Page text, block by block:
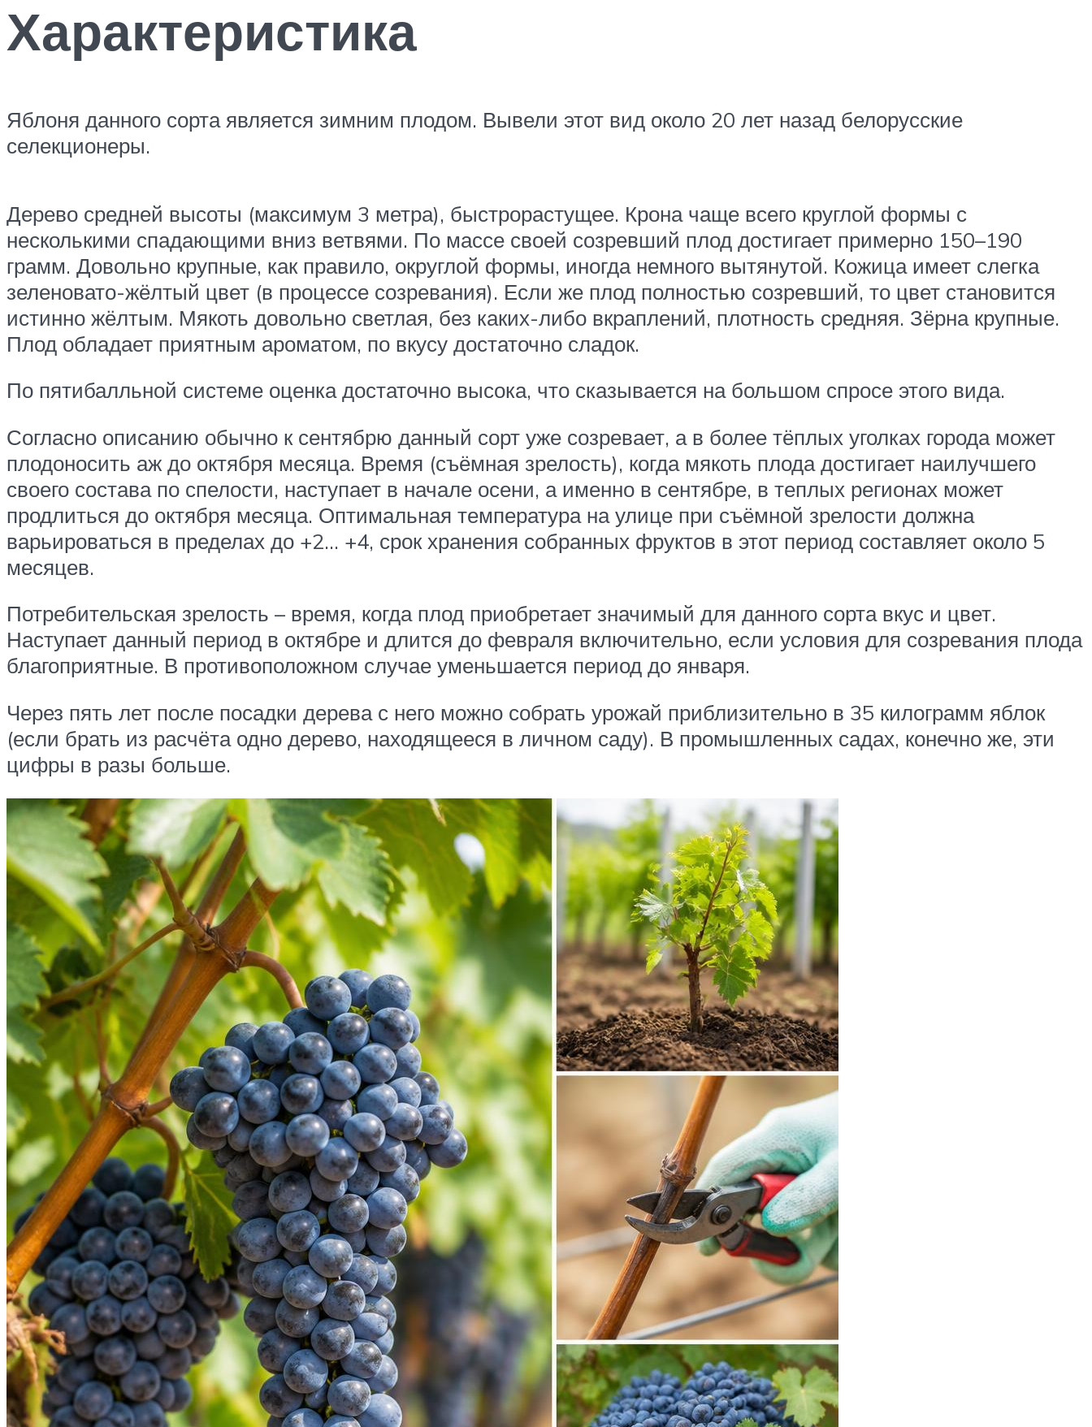
Характеристика
Яблоня данного сорта является зимним плодом. Вывели этот вид около 20 лет назад белорусские
селекционеры.
Дерево средней высоты (максимум 3 метра), быстрорастущее. Крона чаще всего круглой формы с
несколькими спадающими вниз ветвями. По массе своей созревший плод достигает примерно 150–190
грамм. Довольно крупные, как правило, округлой формы, иногда немного вытянутой. Кожица имеет слегка
зеленовато-жёлтый цвет (в процессе созревания). Если же плод полностью созревший, то цвет становится
истинно жёлтым. Мякоть довольно светлая, без каких-либо вкраплений, плотность средняя. Зёрна крупные.
Плод обладает приятным ароматом, по вкусу достаточно сладок.
По пятибалльной системе оценка достаточно высока, что сказывается на большом спросе этого вида.
Согласно описанию обычно к сентябрю данный сорт уже созревает, а в более тёплых уголках города может
плодоносить аж до октября месяца. Время (съёмная зрелость), когда мякоть плода достигает наилучшего
своего состава по спелости, наступает в начале осени, а именно в сентябре, в теплых регионах может
продлиться до октября месяца. Оптимальная температура на улице при съёмной зрелости должна
варьироваться в пределах до +2… +4, срок хранения собранных фруктов в этот период составляет около 5
месяцев.
Потребительская зрелость – время, когда плод приобретает значимый для данного сорта вкус и цвет.
Наступает данный период в октябре и длится до февраля включительно, если условия для созревания плода
благоприятные. В противоположном случае уменьшается период до января.
Через пять лет после посадки дерева с него можно собрать урожай приблизительно в 35 килограмм яблок
(если брать из расчёта одно дерево, находящееся в личном саду). В промышленных садах, конечно же, эти
цифры в разы больше.